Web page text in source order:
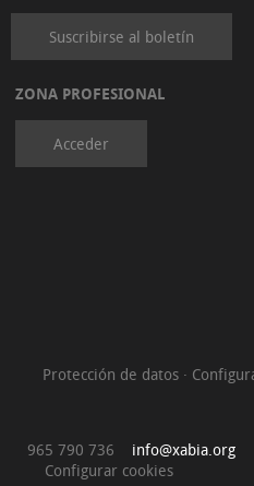
Suscribirse al boletín
ZONA PROFESIONAL
Acceder
Protección de datos ·
965 790 736 info@xabia.org
Configurar cookies